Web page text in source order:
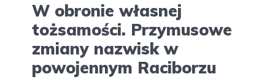
W obronie własnej
tożsamości. Przymusowe
zmiany nazwisk w
powojennym Raciborzu